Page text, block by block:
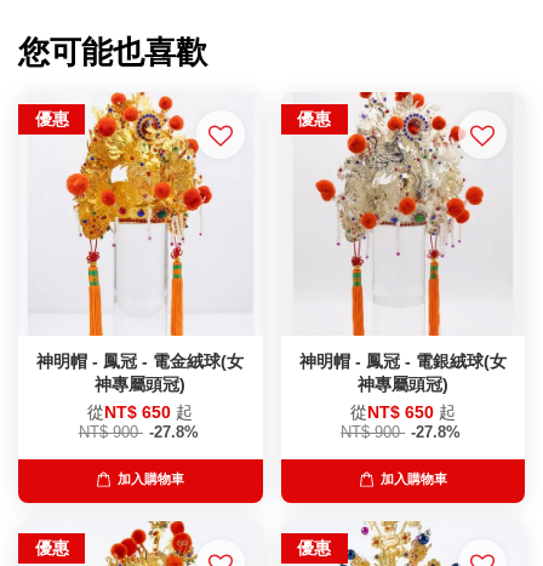
您可能也喜歡
優惠
神明帽 - 鳳冠 - 電金絨球(女
神專屬頭冠)
從NT$ 650 起
NT$ 900 -27.8%
加入購物車
優惠
神明帽 - 鳳冠 - 電銀絨球(女
神專屬頭冠)
從NT$ 650 起
NT$ 900 -27.8%
加入購物車
優惠 優惠